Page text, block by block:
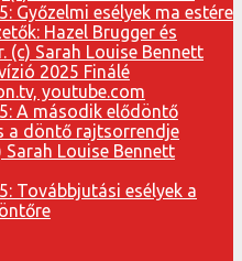
Győzelmi esélyek ma estére
2025 Finálé
A második elődöntő
a döntő rajtsorrendje
Továbbjutási esélyek a